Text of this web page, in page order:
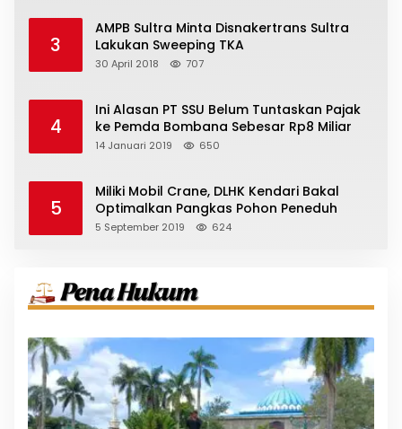
3
AMPB Sultra Minta Disnakertrans Sultra
Lakukan Sweeping TKA
30 April 2018 707
4
Ini Alasan PT SSU Belum Tuntaskan Pajak
ke Pemda Bombana Sebesar Rp8 Miliar
14 Januari 2019 650
5
Miliki Mobil Crane, DLHK Kendari Bakal
Optimalkan Pangkas Pohon Peneduh
5 September 2019 624